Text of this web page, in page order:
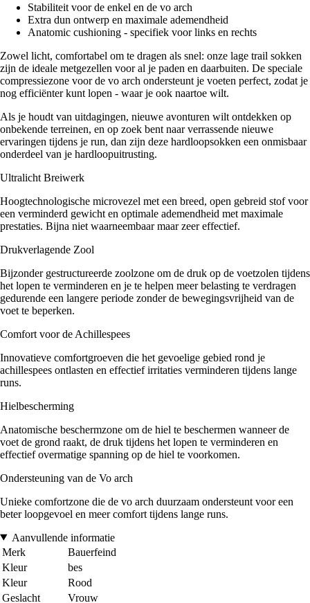
Stabiliteit voor de enkel en de vo arch
Extra dun ontwerp en maximale ademendheid
Anatomic cushioning - specifiek voor links en rechts
Zowel licht, comfortabel om te dragen als snel: onze lage trail sokken
zijn de ideale metgezellen voor al je paden en daarbuiten. De speciale
compressiezone voor de vo arch ondersteunt je voeten perfect, zodat je
nog efficiënter kunt lopen - waar je ook naartoe wilt.
Als je houdt van uitdagingen, nieuwe avonturen wilt ontdekken op
onbekende terreinen, en op zoek bent naar verrassende nieuwe
ervaringen tijdens je run, dan zijn deze hardloopsokken een onmisbaar
onderdeel van je hardloopuitrusting.
Ultralicht Breiwerk
Hoogtechnologische microvezel met een breed, open gebreid stof voor
een verminderd gewicht en optimale ademendheid met maximale
prestaties. Bijna niet waarneembaar maar zeer effectief.
Drukverlagende Zool
Bijzonder gestructureerde zoolzone om de druk op de voetzolen tijdens
het lopen te verminderen en je te helpen meer belasting te verdragen
gedurende een langere periode zonder de bewegingsvrijheid van de
voet te beperken.
Comfort voor de Achillespees
Innovatieve comfortgroeven die het gevoelige gebied rond je
achillespees ontlasten en effectief irritaties verminderen tijdens lange
runs.
Hielbescherming
Anatomische beschermzone om de hiel te beschermen wanneer de
voet de grond raakt, de druk tijdens het lopen te verminderen en
effectief overmatige spanning op de hiel te voorkomen.
Ondersteuning van de Vo arch
Unieke comfortzone die de vo arch duurzaam ondersteunt voor een
beter loopgevoel en meer comfort tijdens lange runs.
Aanvullende informatie
Merk
Bauerfeind
Kleur
bes
Kleur
Rood
Geslacht
Vrouw